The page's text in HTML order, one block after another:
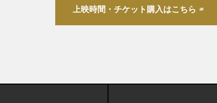
上映時間・チケット購入はこちら